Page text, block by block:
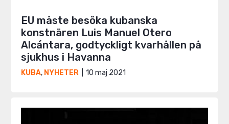
EU måste besöka kubanska
konstnären Luis Manuel Otero
Alcántara, godtyckligt kvarhållen på
sjukhus i Havanna
KUBA, NYHETER 10 maj 2021